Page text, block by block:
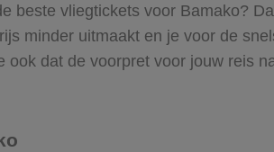
beste vliegtickets voor Bamako?
minder uitmaakt en je voor de
ook dat de voorpret voor jouw reis